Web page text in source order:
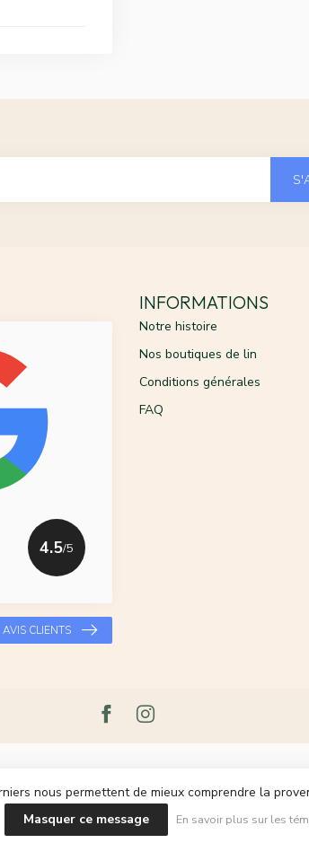
4.5/5
AVIS CLIENTS
INFORMATIONS
Notre histoire
Nos boutiques de lin
Conditions générales
FAQ
Grenier du Lin- Powered by Lightspeed- Theme by
nous permettent de mieux comprendre la
Masquer ce message En savoir plus sur les